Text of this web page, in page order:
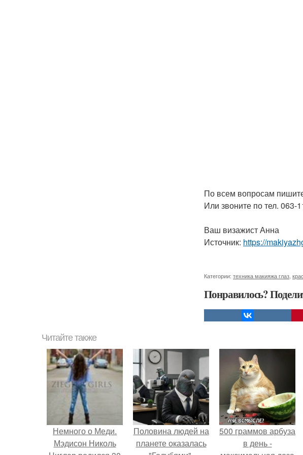
По всем вопросам
Или звоните по тел. 063-
Ваш визажист Анна
Источник: https://
Категории: техника макияжа глаз,
Понравилось?
Читайте также
Немного о Меди.
Мэдисон Николь
Половина людей на
планете оказалась
500 граммов арбуза
в день -